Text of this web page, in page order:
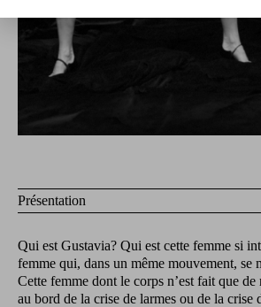
Présentation
Qui est Gustavia? Qui est cette femme si
femme qui, dans un même mouvement, se
Cette femme dont le corps n’est fait que de
au bord de la crise de larmes ou de la crise